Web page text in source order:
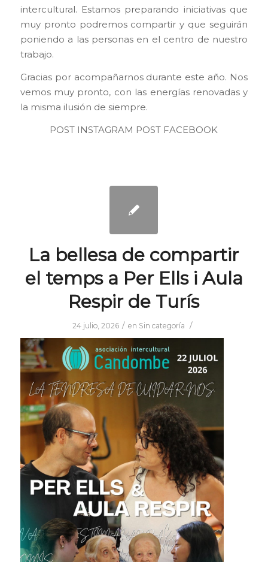
intercultural. Estamos preparando iniciativas que
muy pronto podremos compartir y que seguirán
poniendo a las personas en el centro de nuestro
trabajo.
Gracias por acompañarnos durante este año. Nos
vemos muy pronto, con las energías renovadas y
la misma ilusión de siempre.
POST INSTAGRAM POST FACEBOOK
La bellesa de compartir
el temps a Per Ells i Aula
Respir de Turís
24 julio, 2026 / en Sin categoría /